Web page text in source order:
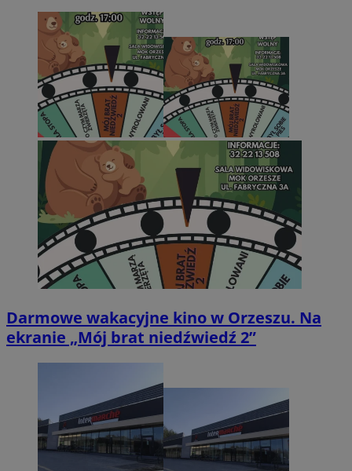
Darmowe wakacyjne kino w Orzeszu. Na
ekranie „Mój brat niedźwiedź 2”